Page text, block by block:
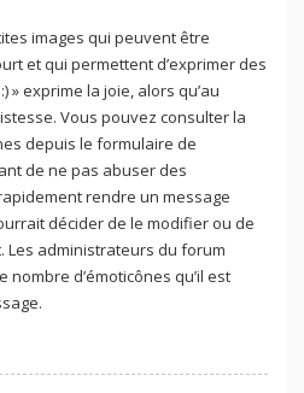
images qui peuvent être
et qui permettent d’exprimer des
» exprime la joie, alors qu’au
Vous pouvez consulter la
depuis le formulaire de
de ne pas abuser des
rendre un message
décider de le modifier ou de
Les administrateurs du forum
d’émoticônes qu’il est